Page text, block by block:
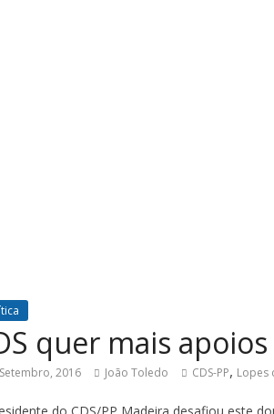
quer mais
2016 João Toledo CDS-PP, Lopes